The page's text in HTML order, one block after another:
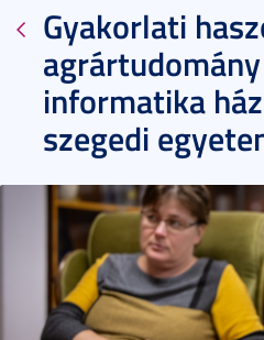
Gyakorlati
informatika
szegedi